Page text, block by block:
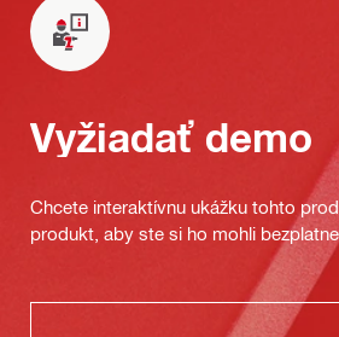
Vyžiadať demo
Chcete interaktívnu ukážku tohto
produkt, aby ste si ho mohli